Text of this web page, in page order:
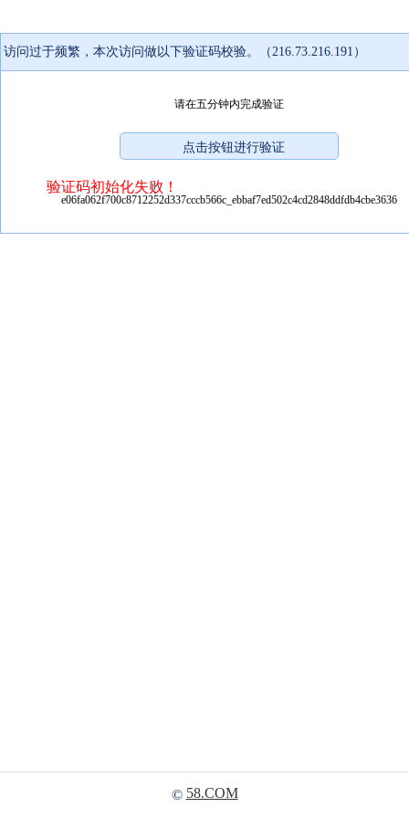
访问过于频繁，本次访问做以下验证码校验。（216.73.216.191）
请在五分钟内完成验证
验证码初始化失败！
e06fa062f700c8712252d337cccb566c_ebbaf7ed502c4cd2848ddfdb4cbe3636
© 58.COM